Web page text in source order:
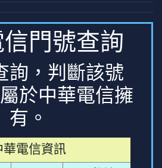
門號查詢
詢，判斷該號
於中華電信擁
有。
華電信資訊